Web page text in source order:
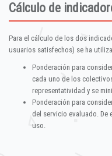
Cálculo de
Para el cálculo de los dos
usuarios satisfechos) se ha
Ponderación para
cada uno de los
representatividad y se
Ponderación para
del servicio evaluado. De
uso.